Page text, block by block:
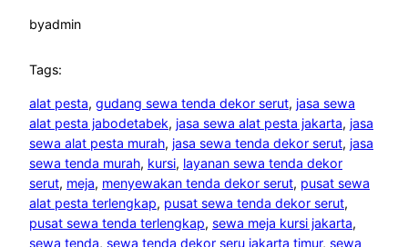
byadmin
Tags:
alat pesta, gudang sewa tenda dekor serut, jasa sewa
alat pesta jabodetabek, jasa sewa alat pesta jakarta, jasa
sewa alat pesta murah, jasa sewa tenda dekor serut, jasa
sewa tenda murah, kursi, layanan sewa tenda dekor
serut, meja, menyewakan tenda dekor serut, pusat sewa
alat pesta terlengkap, pusat sewa tenda dekor serut
pusat sewa tenda terlengkap, sewa meja kursi jakarta
sewa tenda, sewa tenda dekor seru jakarta timur, sewa